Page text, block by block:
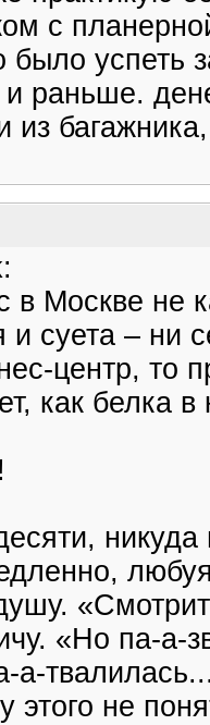
с
было успеть
раньше.
из
в Москве не
и суета – ни
центр, то
как белка в
«Но па-а-
а-
этого не